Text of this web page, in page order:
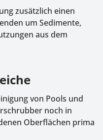
zusätzlich einen
um Sedimente,
aus dem
von Pools und
noch in
Oberflächen prima